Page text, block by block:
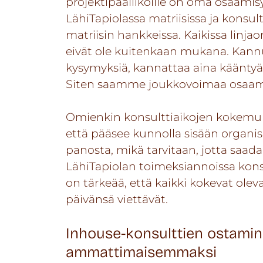
LähiTapiolassa matriisissa ja
matriisin hankkeissa. Kaikissa
eivät ole kuitenkaan mukana.
kysymyksiä, kannattaa aina
Siten saamme joukkovoimaa
Omienkin konsulttiaikojen
että pääsee kunnolla sisään
panosta, mikä tarvitaan, jotta
LähiTapiolan toimeksiannoissa
on tärkeää, että kaikki kokevat
päivänsä viettävät.
Inhouse-konsulttien
ammattimaisemmaksi